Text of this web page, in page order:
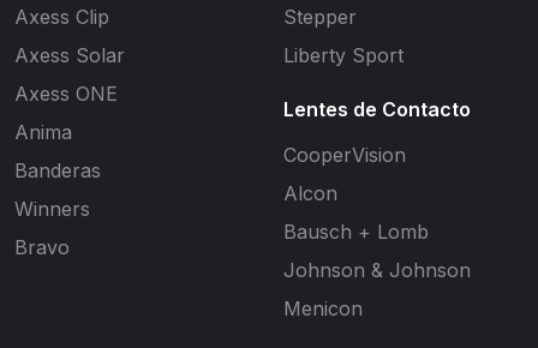
Axess Clip
Axess Solar
Axess ONE
Anima
Banderas
Winners
Bravo
Stepper
Liberty Sport
Lentes de Contacto
CooperVision
Alcon
Bausch + Lomb
Johnson & Johnson
Menicon